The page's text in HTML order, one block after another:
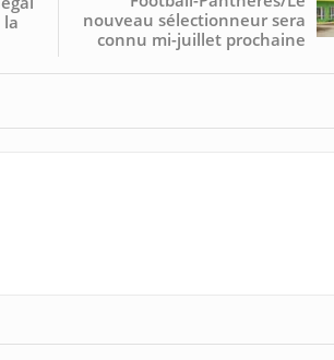
nouveau sélectionneur sera
connu mi-juillet prochaine